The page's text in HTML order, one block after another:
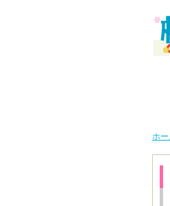
ホー